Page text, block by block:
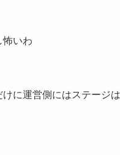
怖いわ
に運営側にはステージ